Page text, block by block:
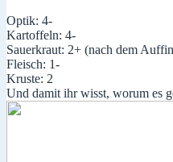
Optik: 4-
Kartoffeln: 4-
Sauerkraut: 2+ (nach dem
Fleisch: 1-
Kruste: 2
Und damit ihr wisst, worum es